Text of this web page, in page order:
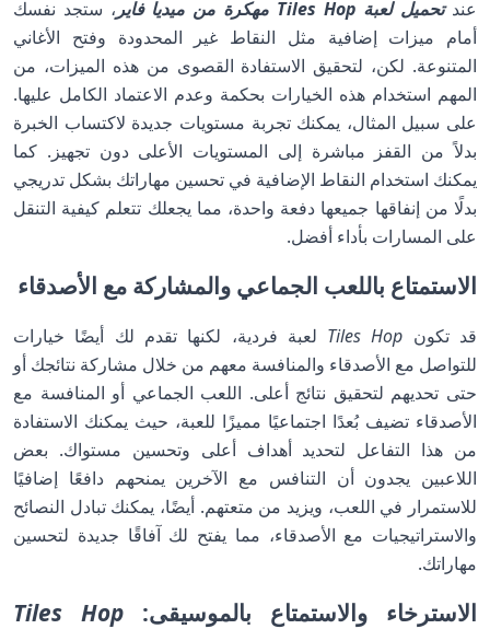
عند تحميل لعبة Tiles Hop مهكرة من ميديا فاير
، ستجد نفسك
أمام ميزات إضافية مثل النقاط غير المحدودة وفتح الأغاني
المتنوعة. لكن، لتحقيق الاستفادة القصوى من هذه الميزات، من
المهم استخدام هذه الخيارات بحكمة وعدم الاعتماد الكامل عليها.
على سبيل المثال، يمكنك تجربة مستويات جديدة لاكتساب الخبرة
بدلاً من القفز مباشرة إلى المستويات الأعلى دون تجهيز. كما
يمكنك استخدام النقاط الإضافية في تحسين مهاراتك بشكل تدريجي
بدلًا من إنفاقها جميعها دفعة واحدة، مما يجعلك تتعلم كيفية التنقل
على المسارات بأداء أفضل.
الاستمتاع باللعب الجماعي والمشاركة مع الأصدقاء
قد تكون Tiles Hop لعبة فردية، لكنها تقدم لك أيضًا خيارات
للتواصل مع الأصدقاء والمنافسة معهم من خلال مشاركة نتائجك أو
حتى تحديهم لتحقيق نتائج أعلى. اللعب الجماعي أو المنافسة مع
الأصدقاء تضيف بُعدًا اجتماعيًا مميزًا للعبة، حيث يمكنك الاستفادة
من هذا التفاعل لتحديد أهداف أعلى وتحسين مستواك. بعض
اللاعبين يجدون أن التنافس مع الآخرين يمنحهم دافعًا إضافيًا
للاستمرار في اللعب، ويزيد من متعتهم. أيضًا، يمكنك تبادل النصائح
والاستراتيجيات مع الأصدقاء، مما يفتح لك آفاقًا جديدة لتحسين
مهاراتك.
الاسترخاء والاستمتاع بالموسيقى: Tiles Hop